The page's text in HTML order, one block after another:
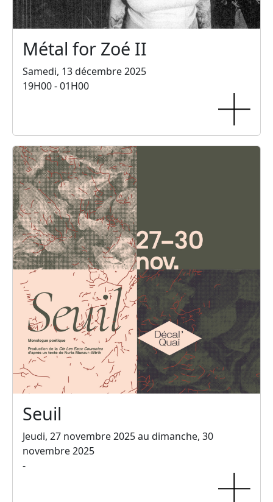
Métal for Zoé II
Samedi, 13 décembre 2025
19H00 - 01H00
Seuil
Jeudi, 27 novembre 2025 au dimanche, 30
novembre 2025
-